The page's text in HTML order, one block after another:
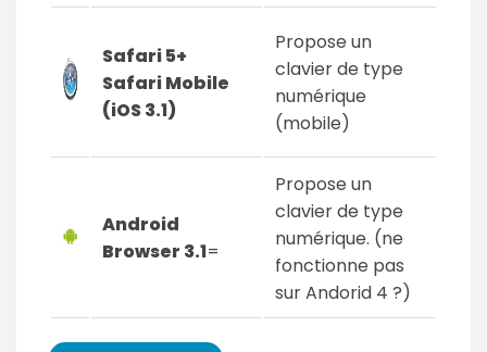
Safari 5+
Safari Mobile
(iOS 3.1)
Propose un
clavier de type
numérique
(mobile)
Android
Browser 3.1=
Propose un
clavier de type
numérique. (ne
fonctionne pas
sur Andorid 4 ?)